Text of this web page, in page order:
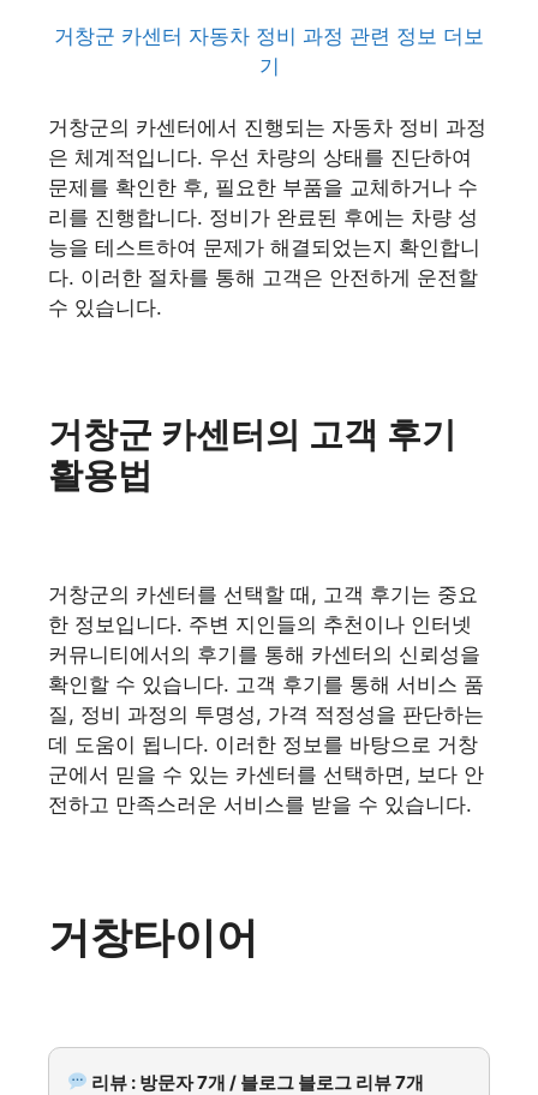
거창군 카센터 자동차 정비 과정 관련 정보 더보
기
거창군의 카센터에서 진행되는 자동차 정비 과정
은 체계적입니다. 우선 차량의 상태를 진단하여
문제를 확인한 후, 필요한 부품을 교체하거나 수
리를 진행합니다. 정비가 완료된 후에는 차량 성
능을 테스트하여 문제가 해결되었는지 확인합니
다. 이러한 절차를 통해 고객은 안전하게 운전할
수 있습니다.
거창군 카센터의 고객 후기
활용법
거창군의 카센터를 선택할 때, 고객 후기는 중요
한 정보입니다. 주변 지인들의 추천이나 인터넷
커뮤니티에서의 후기를 통해 카센터의 신뢰성을
확인할 수 있습니다. 고객 후기를 통해 서비스 품
질, 정비 과정의 투명성, 가격 적정성을 판단하는
데 도움이 됩니다. 이러한 정보를 바탕으로 거창
군에서 믿을 수 있는 카센터를 선택하면, 보다 안
전하고 만족스러운 서비스를 받을 수 있습니다.
거창타이어
리뷰 : 방문자 7개 / 블로그 블로그 리뷰 7개